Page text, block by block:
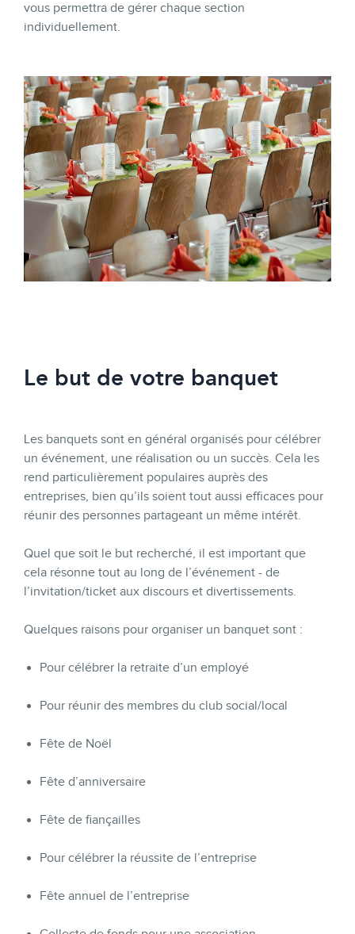
vous permettra de gérer chaque section
individuellement.
Le but de votre banquet
Les banquets sont en général organisés pour célébrer
un événement, une réalisation ou un succès. Cela les
rend particulièrement populaires auprès des
entreprises, bien qu’ils soient tout aussi efficaces pour
réunir des personnes partageant un même intérêt.
Quel que soit le but recherché, il est important que
cela résonne tout au long de l’événement - de
l’invitation/ticket aux discours et divertissements.
Quelques raisons pour organiser un banquet sont :
Pour célébrer la retraite d’un employé
Pour réunir des membres du club social/local
Fête de Noël
Fête d’anniversaire
Fête de fiançailles
Pour célébrer la réussite de l’entreprise
Fête annuel de l’entreprise